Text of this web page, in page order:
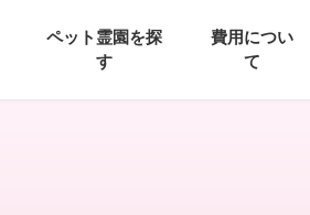
ペット霊園を探
す
費用につい
て